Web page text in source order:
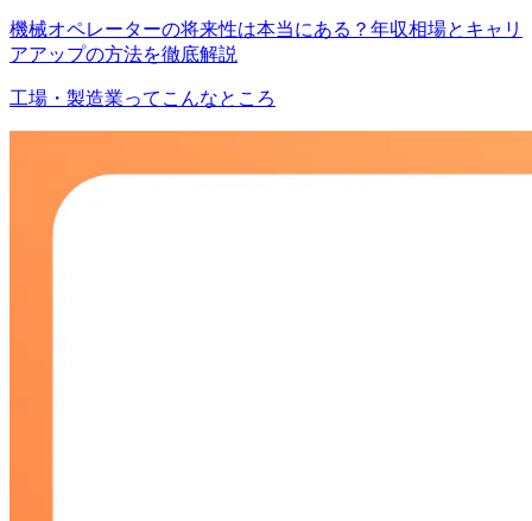
機械オペレーターの将来性は本当にある？年収相場とキャリ
アアップの方法を徹底解説
工場・製造業ってこんなところ